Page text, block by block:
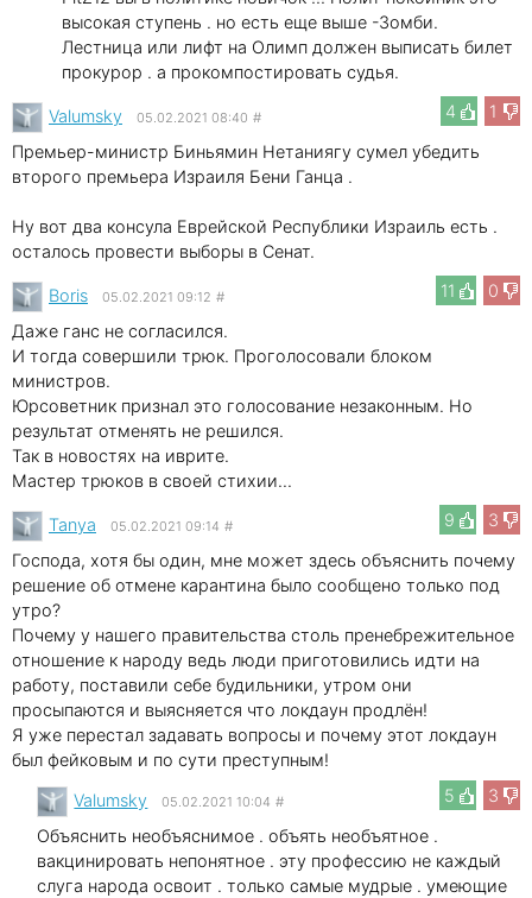
высокая ступень . но есть еще выше -Зомби.
Лестница или лифт на Олимп должен выписать билет
прокурор . а прокомпостировать судья.
4
1
Valumsky 05.02.2021 08:40 #
Премьер-министр Биньямин Нетаниягу сумел убедить
второго премьера Израиля Бени Ганца .
Ну вот два консула Еврейской Республики Израиль есть .
осталось провести выборы в Сенат.
11
0
Boris 05.02.2021 09:12 #
Даже ганс не согласился.
И тогда совершили трюк. Проголосовали блоком
министров.
Юрсоветник признал это голосование незаконным. Но
результат отменять не решился.
Так в новостях на иврите.
Мастер трюков в своей стихии...
9
3
Tanya 05.02.2021 09:14 #
Господа, хотя бы один, мне может здесь объяснить почему
решение об отмене карантина было сообщено только под
утро?
Почему у нашего правительства столь пренебрежительное
отношение к народу ведь люди приготовились идти на
работу, поставили себе будильники, утром они
просыпаются и выясняется что локдаун продлён!
Я уже перестал задавать вопросы и почему этот локдаун
был фейковым и по сути преступным!
5
3
Valumsky 05.02.2021 10:04 #
Объяснить необъяснимое . объять необъятное .
вакцинировать непонятное . эту профессию не каждый
слуга народа освоит . только самые мудрые . умеющие